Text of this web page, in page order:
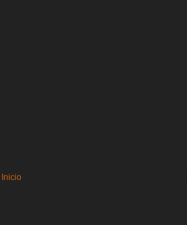
Inicio